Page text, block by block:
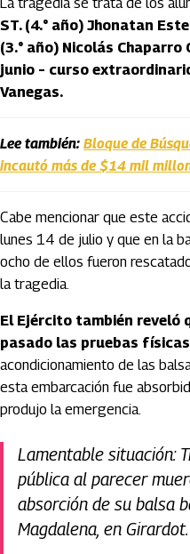
ST. (4.° año) Jhonatan
(3.° año) Nicolás Chaparro
junio – curso
Vanegas.
Lee también: Bloque de
incautó más de $14 mil
Cabe mencionar que este
lunes 14 de julio y que en la
ocho de ellos fueron
la tragedia.
El Ejército también reveló
pasado las pruebas físicas
acondicionamiento de las
esta embarcación fue
produjo la emergencia.
Lamentable situación:
pública al parecer
absorción de su balsa
Magdalena, en Girardot.